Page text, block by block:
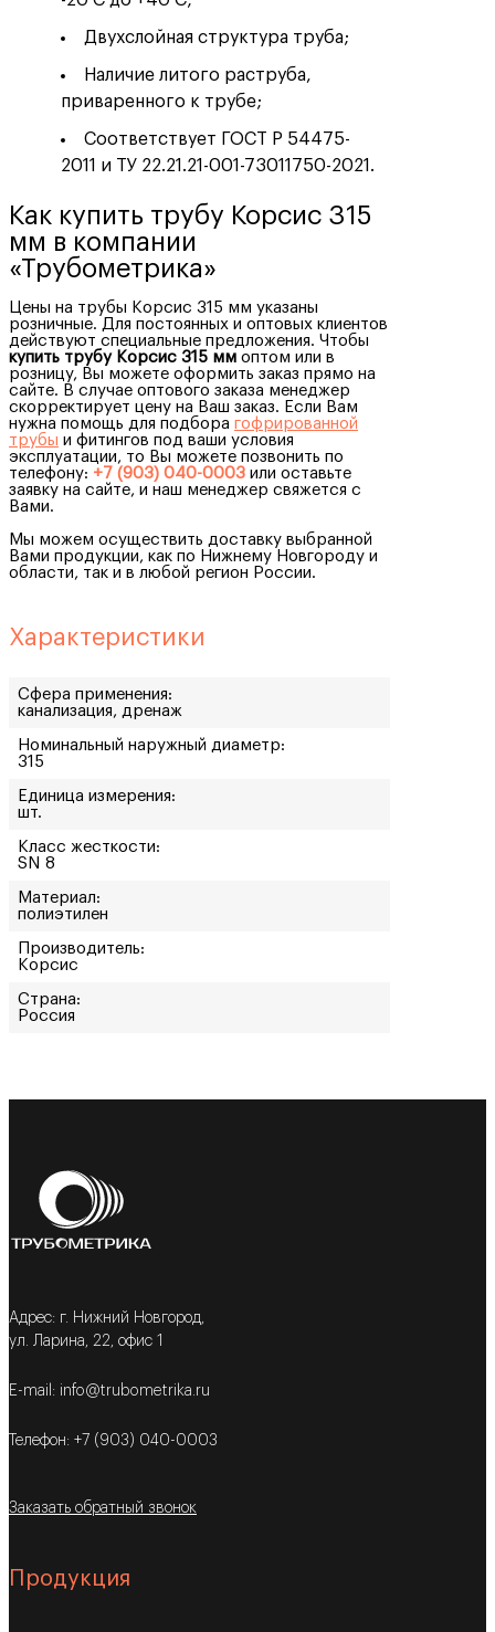
Двухслойная структура труба;
Наличие литого раструба,
приваренного к трубе;
Соответствует ГОСТ Р 54475-
2011 и ТУ 22.21.21-001-73011750-2021.
Как купить трубу Корсис 315
мм в компании
«Трубометрика»
Цены на трубы Корсис 315 мм указаны
розничные. Для постоянных и оптовых клиентов
действуют специальные предложения. Чтобы
купить трубу Корсис 315 мм оптом или в
розницу, Вы можете оформить заказ прямо на
сайте. В случае оптового заказа менеджер
скорректирует цену на Ваш заказ. Если Вам
нужна помощь для подбора гофрированной
трубы и фитингов под ваши условия
эксплуатации, то Вы можете позвонить по
телефону: +7 (903) 040-0003 или оставьте
заявку на сайте, и наш менеджер свяжется с
Вами.
Мы можем осуществить доставку выбранной
Вами продукции, как по Нижнему Новгороду и
области, так и в любой регион России.
Характеристики
Сфера применения:
канализация, дренаж
Номинальный наружный диаметр:
315
Единица измерения:
шт.
Класс жесткости:
SN 8
Материал:
полиэтилен
Производитель:
Корсис
Страна:
Россия
Адрес: г. Нижний Новгород,
ул. Ларина, 22, офис 1
E-mail: info@trubometrika.ru
Телефон: +7 (903) 040-0003
Заказать обратный звонок
Продукция